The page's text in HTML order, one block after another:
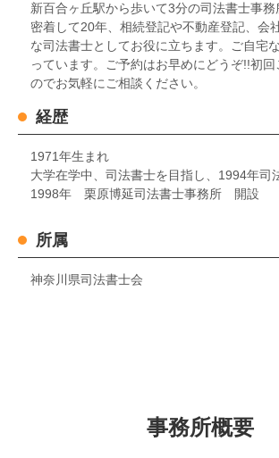
新百合ヶ丘駅から歩いて3分の司法書士事務
密着して20年、相続登記や不動産登記、会
な司法書士としてお役に立ちます。ご自宅
っています。ご予約はお早めにどうぞ!!初
のでお気軽にご相談ください。
経歴
1971年生まれ
大学在学中、司法書士を目指し、1994年司
1998年 栗原博延司法書士事務所 開設
所属
神奈川県司法書士会
事務所概要